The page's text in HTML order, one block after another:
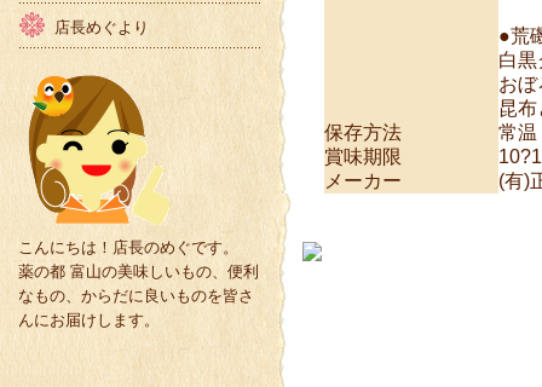
●荒
白
お
昆
保存方法
常温
賞味期限
メーカー
(有)
店長めぐより
こんにちは！店長のめぐです。
薬の都 富山の美味しいもの、便利
なもの、からだに良いものを皆さ
んにお届けします。